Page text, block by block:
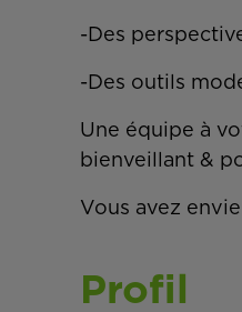
-Des
-Des outils
Une équipe à
bienveillant &
Vous avez
Profil